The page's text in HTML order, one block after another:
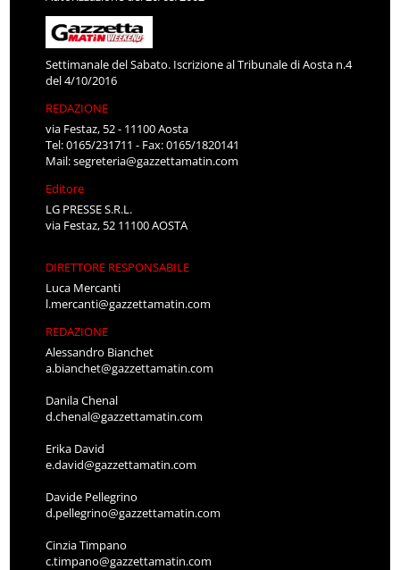
Settimanale del Sabato. Iscrizione al Tribunale di Aosta n.4
del 4/10/2016
REDAZIONE
via Festaz, 52 - 11100 Aosta
Tel: 0165/231711 - Fax: 0165/1820141
Mail:segreteria@gazzettamatin.com
Editore
LG PRESSE S.R.L.
via Festaz, 52 11100 AOSTA
DIRETTORE RESPONSABILE
Luca Mercanti
l.mercanti@gazzettamatin.com
REDAZIONE
Alessandro Bianchet
a.bianchet@gazzettamatin.com
Danila Chenal
d.chenal@gazzettamatin.com
Erika David
e.david@gazzettamatin.com
Davide Pellegrino
d.pellegrino@gazzettamatin.com
Cinzia Timpano
c.timpano@gazzettamatin.com